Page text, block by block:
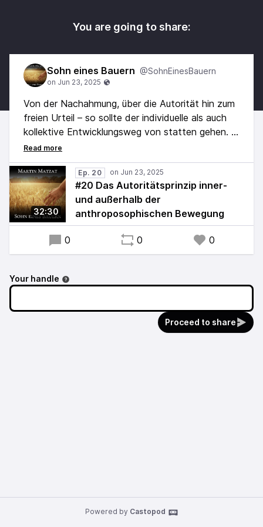
You are going to share:
Sohn eines Bauern @SohnEinesBauern
Von der Nachahmung, über die Autorität hin zum
freien Urteil – so sollte der individuelle als auch
kollektive Entwicklungsweg von statten gehen.
Doch wenn wir einen Blick in die Welt als auch die
anthroposophische Bewegung werfen, müssen
wir ernüchtert feststellen, daß wir irgendwie
noch nicht über das Autoritätsprinzip
hinausgekommen sind.
32:30
Ep. 20
#20 Das Autoritätsprinzip inner-
und außerhalb der
anthroposophischen Bewegung
0 0 0
Your handle
Proceed to share
Powered by Castopod